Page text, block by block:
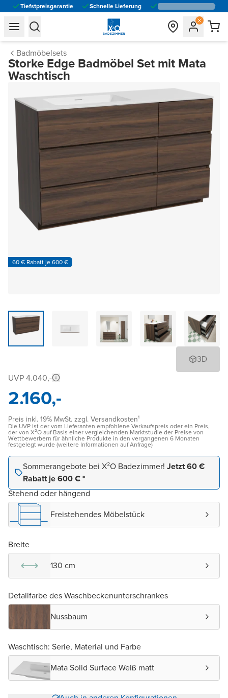
Tiefstpreisgarantie Schnelle Lieferung
general.navigation.toggle_menu.label
general.navigation.toggle_menu.label
Badmöbelsets
Storke Edge Badmöbel Set mit Mata
Waschtisch
60 € Rabatt je 600 €
3D
UVP 4.040,-
2.160,-
Preis inkl. 19% MwSt. zzgl. Versandkosten¹
Die UVP ist der vom Lieferanten empfohlene Verkaufspreis oder ein Preis,
der von X²O auf Basis einer vergleichenden Marktstudie der Preise von
Wettbewerbern für ähnliche Produkte in den vergangenen 6 Monaten
festgelegt wurde (weitere Informationen auf Anfrage)
Sommerangebote bei X²O Badezimmer! Jetzt 60 €
Rabatt je 600 € *
Stehend oder hängend
Freistehendes Möbelstück
Breite
130 cm
Detailfarbe des Waschbeckenunterschrankes
Nussbaum
Waschtisch: Serie, Material und Farbe
Mata Solid Surface Weiß matt